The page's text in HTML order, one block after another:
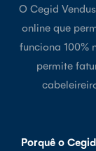
O Cegid
online que
funciona 100%
permite
Porquê o